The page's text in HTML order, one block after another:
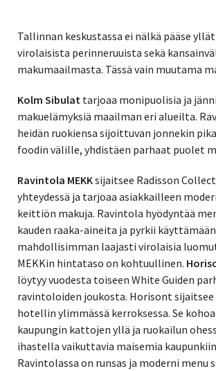
Tallinnan keskustassa ei nälkä pääse
virolaisista perinneruuista sekä
makumaailmasta. Tässä vain muutama
Kolm Sibulat tarjoaa monipuolisia ja
makuelämyksiä maailman eri alueilta.
heidän ruokiensa sijoittuvan jonnekin
foodin välille, yhdistäen parhaat puolet
Ravintola MEKKsijaitsee Radisson
yhteydessä ja tarjoaa asiakkailleen
keittiön makuja. Ravintola hyödyntää
kauden raaka-aineita ja pyrkii käyttämään
mahdollisimman laajasti virolaisia
MEKKin hintataso on kohtuullinen.
löytyy vuodesta toiseen White Guiden
ravintoloiden joukosta. Horisont sijaitsee
hotellin ylimmässä kerroksessa. Se
kaupungin kattojen yllä ja ruokailun
ihastella vaikuttavia maisemia
Ravintolassa on runsas ja moderni menu